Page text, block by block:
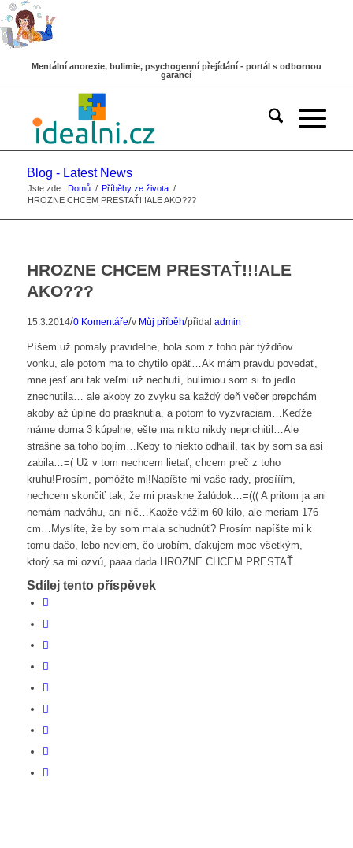
Mentální anorexie, bulimie, psychogenní přejídání - portál s odbornou
garancí
Blog - Latest News
Jste zde: Domů / Příběhy ze života /
HROZNE CHCEM PRESTAŤ!!!ALE AKO???
HROZNE CHCEM PRESTAŤ!!!ALE
AKO???
15.3.2014/0 Komentáře/v Můj příběh/přidal admin
Píšem už pomaly pravidelne, bola som z toho pár týždňov
vonku, ale potom ma to chytilo opäť…Ak mám pravdu povedať,
mne jesť ani tak veľmi už nechutí, bulímiou som si to jedlo
znechutila… ale akoby zo zvyku sa každý deň večer prepchám
akoby až úplne do prasknutia, a potom to vyzvraciam…Keďže
máme doma 3 kúpelne, ešte ma nikto nikdy neprichitil…Ale
strašne sa toho bojím…Keby to niekto odhalil, tak by som sa asi
zabila…=( Už v tom nechcem lietať, chcem preč z toho
kruhu!Prosím, pomôžte mi!Napíšte mi vaše rady, prosííím,
nechcem skončiť tak, že mi praskne žalúdok…=((( A pritom ja ani
nemám nadváhu, ani nič…Kaože vážim 60 kilo, ale meriam 176
cm…Myslíte, že by som mala schudnúť? Prosím napíšte mi k
tomu dačo, lebo neviem, čo urobím, ďakujem moc všetkým,
ktorý sa mi ozvú, paaa dada HROZNE CHCEM PRESTAŤ
Sdílej tento příspěvek